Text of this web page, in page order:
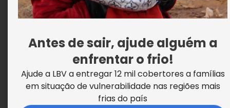
crianças e adolescentes
Antes de sair, ajude alguém a
enfrentar o frio!
Ajude a LBV a entregar 12 mil cobertores a famílias
em situação de vulnerabilidade nas regiões mais
frias do país